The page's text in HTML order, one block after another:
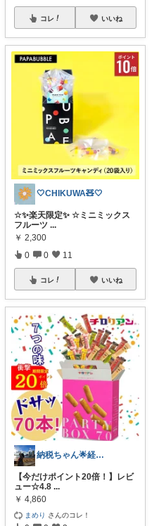
コレ いいね
🤍CHIKUWA🧸🤍
☆✨楽天限定✨ ☆ミニミックス
フルーツ ...
￥ 2,300
0 0 11
コレ いいね
納税ちゃん🌟経由購入★
【今だけポイント20倍！】レビ
ュー☆4.8 ...
￥ 4,860
まめり さんのコレ！